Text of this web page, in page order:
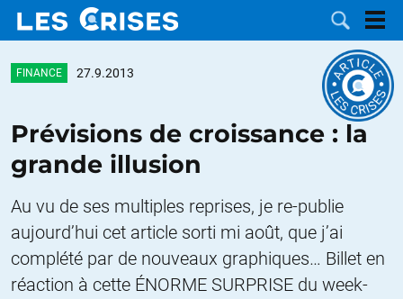
DOSSIERS
CATÉGORIES
MOTS CLÉS
NOUS
FINANCE 27.9.2013
Prévisions de croissance : la
grande illusion
Au vu de ses multiples reprises, je re-publie
aujourd’hui cet article sorti mi août, que j’ai
complété par de nouveaux graphiques… Billet en
réaction à cette ÉNORME SURPRISE du week-